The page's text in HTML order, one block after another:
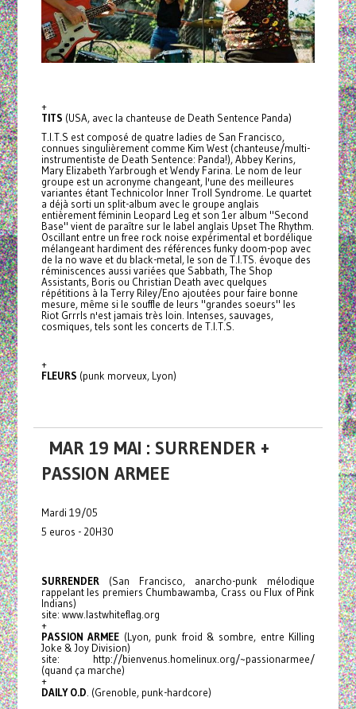
+
TITS (USA, avec la chanteuse de Death Sentence Panda)
T.I.T.S est composé de quatre ladies de San Francisco,
connues singulièrement comme Kim West (chanteuse/multi-
instrumentiste de Death Sentence: Panda!), Abbey Kerins,
Mary Elizabeth Yarbrough et Wendy Farina. Le nom de leur
groupe est un acronyme changeant, l'une des meilleures
variantes étant Technicolor Inner Troll Syndrome. Le quartet
a déjà sorti un split-album avec le groupe anglais
entièrement féminin Leopard Leg et son 1er album "Second
Base" vient de paraître sur le label anglais Upset The Rhythm.
Oscillant entre un free rock noise expérimental et bordélique
mélangeant hardiment des références funky doom-pop avec
de la no wave et du black-metal, le son de T.I.TS. évoque des
réminiscences aussi variées que Sabbath, The Shop
Assistants, Boris ou Christian Death avec quelques
répétitions à la Terry Riley/Eno ajoutées pour faire bonne
mesure, même si le souffle de leurs "grandes soeurs" les
Riot Grrrls n'est jamais très loin. Intenses, sauvages,
cosmiques, tels sont les concerts de T.I.T.S.
+
FLEURS (punk morveux, Lyon)
MAR 19 MAI : SURRENDER +
PASSION ARMEE
Mardi 19/05
5 euros - 20H30
SURRENDER(San Francisco, anarcho-punk mélodique
rappelant les premiers Chumbawamba, Crass ou Flux of Pink
Indians)
site: www.lastwhiteflag.org
+
PASSION ARMEE (Lyon, punk froid & sombre, entre Killing
Joke & Joy Division)
site: http://bienvenus.homelinux.org/~passionarmee/
(quand ça marche)
+
DAILY O.D . (Grenoble, punk-hardcore)